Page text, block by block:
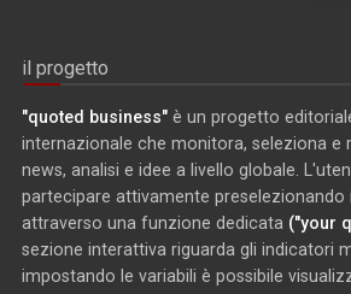
il progetto
"quoted business" è un progetto
internazionale che monitora, seleziona e
news, analisi e idee a livello globale.
partecipare attivamente
attraverso una funzione dedicata ("your
sezione interattiva riguarda gli indicatori
impostando le variabili è possibile